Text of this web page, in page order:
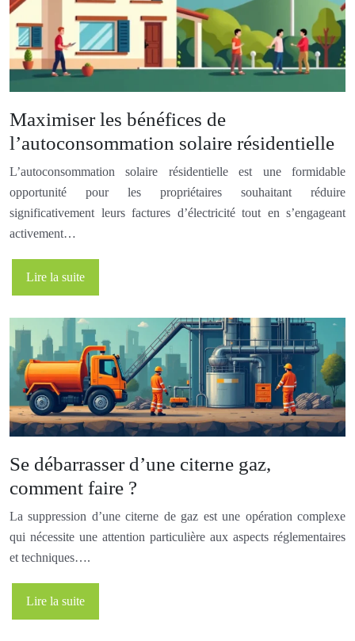
Maximiser les bénéfices de
l’autoconsommation solaire résidentielle
L’autoconsommation solaire résidentielle est une formidable
opportunité pour les propriétaires souhaitant réduire
significativement leurs factures d’électricité tout en s’engageant
activement…
Lire la suite
Se débarrasser d’une citerne gaz,
comment faire ?
La suppression d’une citerne de gaz est une opération complexe
qui nécessite une attention particulière aux aspects réglementaires
et techniques….
Lire la suite